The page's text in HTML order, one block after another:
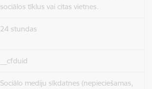
sociālos tīklus vai citas vietnes.
24 stundas
__cfduid
Sociālo mediju sīkdatnes (nepieciešamas,